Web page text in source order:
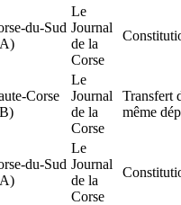
du-Sud
Le
Journal
de la
Corse
Corse
Le
Journal
de la
Corse
Transfert
même
du-Sud
Le
Journal
de la
Corse